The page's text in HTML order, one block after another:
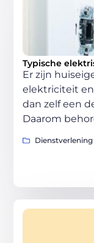
Typische
Er zijn
elektriciteit
dan zelf een
Daarom
Dienstverlening